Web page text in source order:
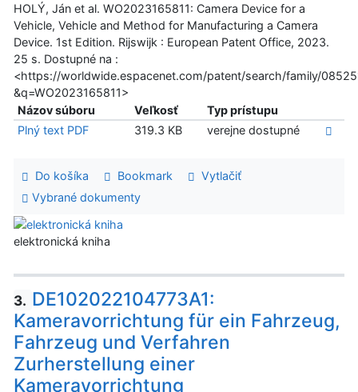
HOLÝ, Ján et al. WO2023165811: Camera Device for a
Vehicle, Vehicle and Method for Manufacturing a Camera
Device. 1st Edition. Rijswijk : European Patent Office, 2023.
25 s. Dostupné na :
<https://worldwide.espacenet.com/patent/search/family/
&q=WO2023165811>
Názov súboru
Veľkosť
Typ prístupu
Plný text PDF
319.3 KB verejne dostupné
Do košíka Bookmark
Vytlačiť
Vybrané dokumenty
elektronická kniha
3. DE102022104773A1:
Kameravorrichtung für ein Fahrzeug,
Fahrzeug und Verfahren
Zurherstellung einer
Kameravorrichtung